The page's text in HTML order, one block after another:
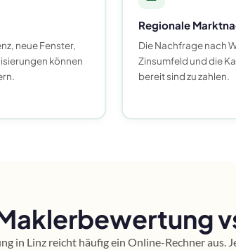
neue Fenster,
können
Regionale
Die Nachfrage nach
Zinsumfeld und die
bereit sind zu zahlen.
Linz reicht häufig ein Online-Rechner aus.